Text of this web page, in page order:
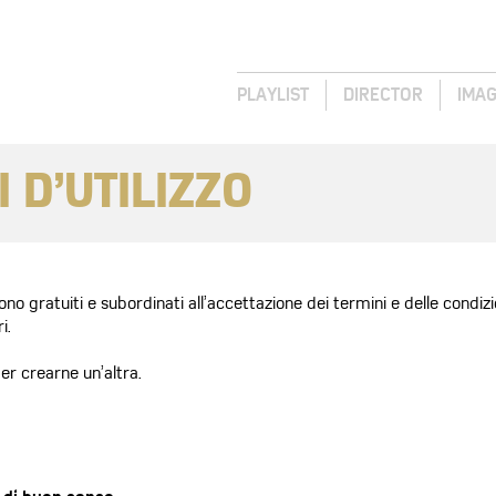
PLAYLIST DIRECTOR
gratuiti e subordinati all’accettazione dei termini e delle
crearne un’altra.